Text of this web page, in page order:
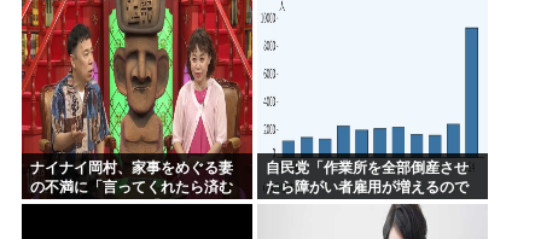
ナイナイ岡村、家事をめぐる妻
の不満に「言ってくれたら済む
話やん」になるみ「バイトやっ
自民党「作業所を全部倒産させ
たら障がい者雇用が増えるので
は 」結果ww